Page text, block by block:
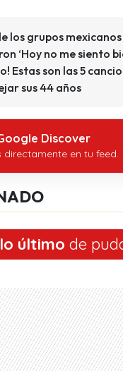
los grupos
‘Hoy no me siento
Estas son las 5
sus 44 años
Discover
en tu feed.
último de